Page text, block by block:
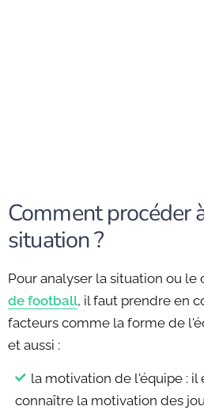
Comment procéder
situation ?
Pour analyser la situation ou le
de football, il faut prendre en
facteurs comme la forme de
et aussi :
la motivation de l'équipe :
connaître la motivation des